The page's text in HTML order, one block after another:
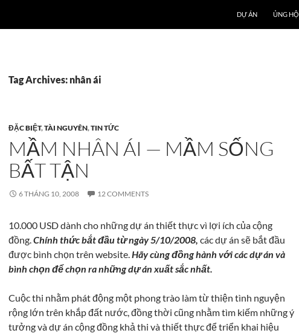
DỰ ÁN ỦNG HỘ
Tag Archives: nhân ái
ĐẶC BIỆT,TÀI NGUYÊN,TIN TỨC
MẦM NHÂN ÁI — MẦM SỐNG
BẤT TẬN
6 THÁNG 10, 2008 12 COMMENTS
10.000 USD dành cho những dự án thiết thực vì lợi ích của cộng
đồng.Chính thức bắt đầu từ ngày 5/10/2008, các dự án sẽ bắt đầu
được bình chọn trên website.Hãy cùng đồng hành với các dự án và
bình chọn để chọn ra những dự án xuất sắc nhất.
Cuộc thi nhằm phát động một phong trào làm từ thiện tình nguyện
rộng lớn trên khắp đất nước, đồng thời cũng nhằm tìm kiếm những ý
tưởng và dự án cộng đồng khả thi và thiết thực để triển khai hiệu